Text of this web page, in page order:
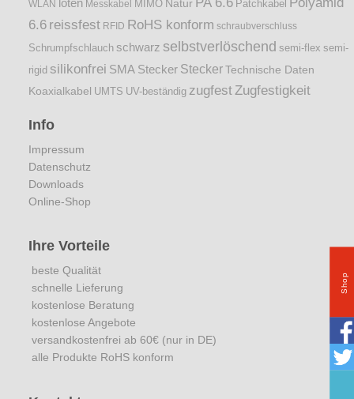
WLAN löten Messkabel MIMO Natur Patchkabel
6.6 reissfest RFID RoHS konform schraubverschluss
Schrumpfschlauch schwarz selbstverlöschend semi-flex semi-
rigid silikonfrei SMA Stecker Stecker Technische Daten
Koaxialkabel UMTS UV-beständig zugfest Zugfestigkeit
Info
Impressum
Datenschutz
Downloads
Online-Shop
Ihre Vorteile
beste Qualität
schnelle Lieferung
kostenlose Beratung
kostenlose Angebote
versandkostenfrei ab 60€ (nur in DE)
alle Produkte RoHS konform
Shop